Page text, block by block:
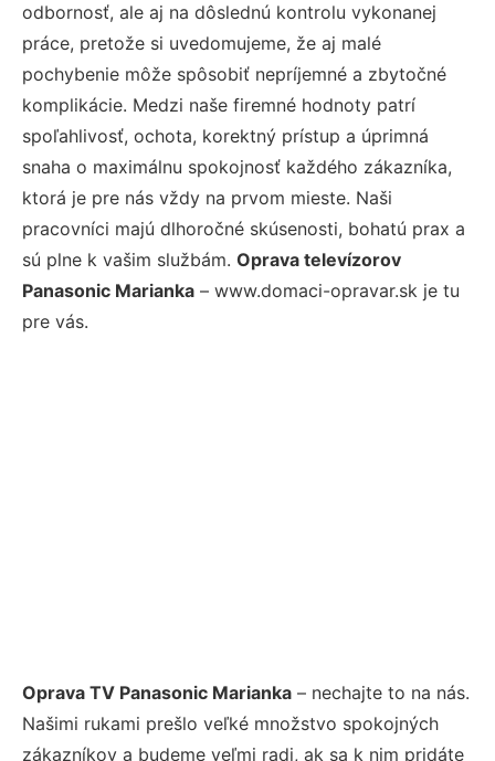
odbornosť, ale aj na dôslednú kontrolu vykonanej
práce, pretože si uvedomujeme, že aj malé
pochybenie môže spôsobiť nepríjemné a zbytočné
komplikácie. Medzi naše firemné hodnoty patrí
spoľahlivosť, ochota, korektný prístup a úprimná
snaha o maximálnu spokojnosť každého zákazníka,
ktorá je pre nás vždy na prvom mieste. Naši
pracovníci majú dlhoročné skúsenosti, bohatú prax a
sú plne k vašim službám. Oprava televízorov
Panasonic Marianka – www.domaci-opravar.sk je tu
pre vás.
Oprava TV Panasonic Marianka – nechajte to na nás.
Našimi rukami prešlo veľké množstvo spokojných
zákazníkov a budeme veľmi radi, ak sa k nim pridáte